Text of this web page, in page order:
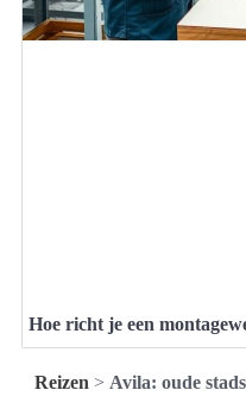
Hoe richt je een
Reizen > Avila: oude